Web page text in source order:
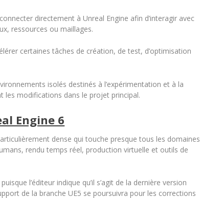
directement à Unreal Engine afin d’interagir avec
ressources ou maillages.
certaines tâches de création, de test, d’optimisation
isolés destinés à l’expérimentation et à la
les modifications dans le projet principal.
Engine 6
dense qui touche presque tous les domaines
rendu temps réel, production virtuelle et outils de
l’éditeur indique qu’il s’agit de la dernière version
de la branche UE5 se poursuivra pour les corrections